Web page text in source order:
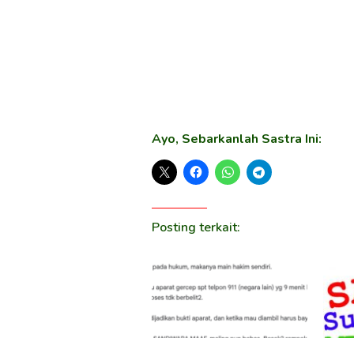
Ayo, Sebarkanlah Sastra Ini:
Posting terkait: